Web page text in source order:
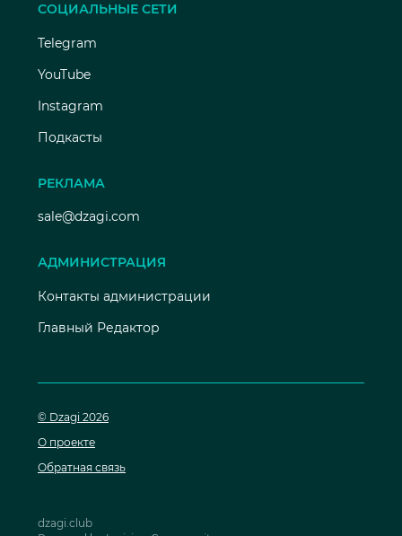
СОЦИАЛЬНЫЕ СЕТИ
Telegram
YouTube
Instagram
Подкасты
РЕКЛАМА
sale@dzagi.com
АДМИНИСТРАЦИЯ
Контакты администрации
Главный Редактор
© Dzagi 2026
О проекте
Обратная связь
dzagi.club